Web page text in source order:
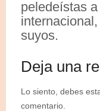
peledeístas
suyos.
Deja una
Lo siento, debes
comentario.